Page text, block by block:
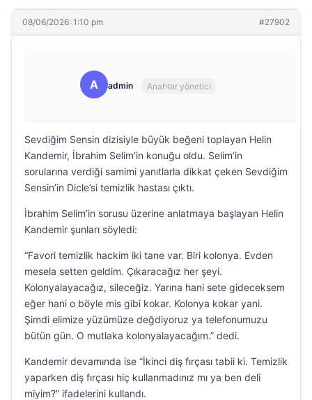
08/06/2026: 1:10 pm #27902
A admin Anahtar yönetici
Sevdiğim Sensin dizisiyle büyük beğeni toplayan Helin
Kandemir, İbrahim Selim’in konuğu oldu. Selim’in
sorularına verdiği samimi yanıtlarla dikkat çeken Sevdiğim
Sensin’in Dicle’si temizlik hastası çıktı.
İbrahim Selim’in sorusu üzerine anlatmaya başlayan Helin
Kandemir şunları söyledi:
“Favori temizlik hackim iki tane var. Biri kolonya. Evden
mesela setten geldim. Çıkaracağız her şeyi.
Kolonyalayacağız, sileceğiz. Yarına hani sete gideceksem
eğer hani o böyle mis gibi kokar. Kolonya kokar yani.
Şimdi elimize yüzümüze değdiyoruz ya telefonumuzu
bütün gün. O mutlaka kolonyalayacağım.” dedi.
Kandemir devamında ise “İkinci diş fırçası tabii ki. Temizlik
yaparken diş fırçası hiç kullanmadınız mı ya ben deli
miyim?” ifadelerini kullandı.